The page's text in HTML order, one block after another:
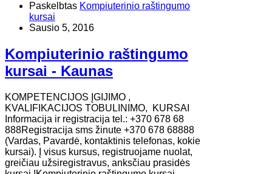
Paskelbtas Kompiuterinio raštingumo
kursai
Sausio 5, 2016
Kompiuterinio raštingumo
kursai - Kaunas
KOMPETENCIJOS ĮGIJIMO ,
KVALIFIKACIJOS TOBULINIMO, KURSAI
Informacija ir registracija tel.: +370 678 68
888Registracija sms žinute +370 678 68888
(Vardas, Pavardė, kontaktinis telefonas, kokie
kursai). Į visus kursus, registruojame nuolat,
greičiau užsiregistravus, anksčiau prasidės